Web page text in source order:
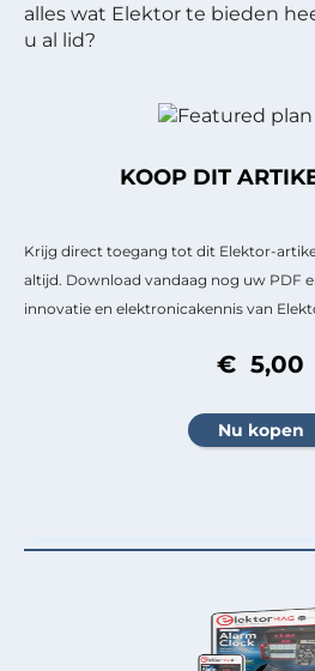
alles wat Elektor te bieden
u al lid?
KOOP DIT
Krijg direct toegang tot dit Elektor-
altijd. Download vandaag nog uw PDF
innovatie en elektronicakennis van
€ 5,00